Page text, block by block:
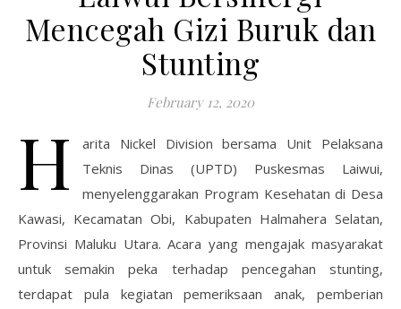
Mencegah Gizi Buruk dan
Stunting
February 12, 2020
H
arita Nickel Division bersama Unit Pelaksana
Teknis Dinas (UPTD) Puskesmas Laiwui,
menyelenggarakan Program Kesehatan di Desa
Kawasi, Kecamatan Obi, Kabupaten Halmahera Selatan,
Provinsi Maluku Utara. Acara yang mengajak masyarakat
untuk semakin peka terhadap pencegahan stunting,
terdapat pula kegiatan pemeriksaan anak, pemberian